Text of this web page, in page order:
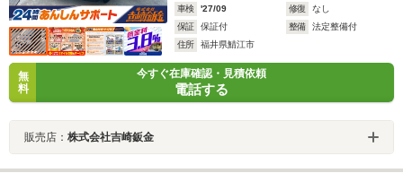
車検
'27/09 修復
なし
保証
保証付 整備
法定整備付
住所
福井県鯖江市
無
料
今すぐ在庫確認・見積依頼
電話する
販売店： 株式会社吉崎鈑金